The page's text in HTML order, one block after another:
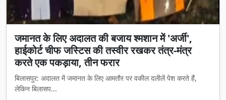
जमानत के लिए अदालत की बजाय श्मशान में 'अर्जी',
हाईकोर्ट चीफ जस्टिस की तस्वीर रखकर तंत्र-मंत्र
करते एक पकड़ाया, तीन फरार
बिलासपुर: अदालत में जमानत के लिए आमतौर पर वकील दलीलें पेश करते हैं,
लेकिन बिलासप...